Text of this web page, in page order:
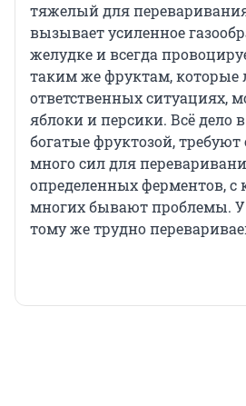
тяжелый для
вызывает усиленное
желудке и всегда
таким же фруктам, которые
ответственных ситуациях,
яблоки и персики. Всё дело
богатые фруктозой,
много сил для
определенных ферментов, с
многих бывают проблемы. У
тому же трудно